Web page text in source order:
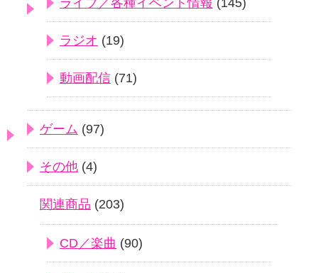
ライブ／各種イベント情報 (145)
ラジオ (19)
動画配信 (71)
ゲーム (97)
その他 (4)
関連商品 (203)
CD／楽曲 (90)